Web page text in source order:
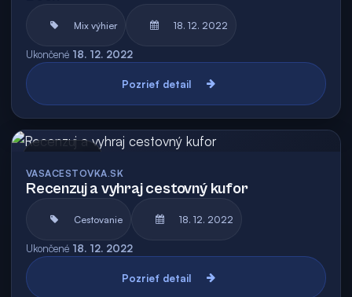
Mix výhier 18. 12. 2022
Ukončené 18. 12. 2022
Pozrieť detail
VASACESTOVKA.SK
Recenzuj a vyhraj cestovný kufor
Cestovanie 18. 12. 2022
Ukončené 18. 12. 2022
Pozrieť detail